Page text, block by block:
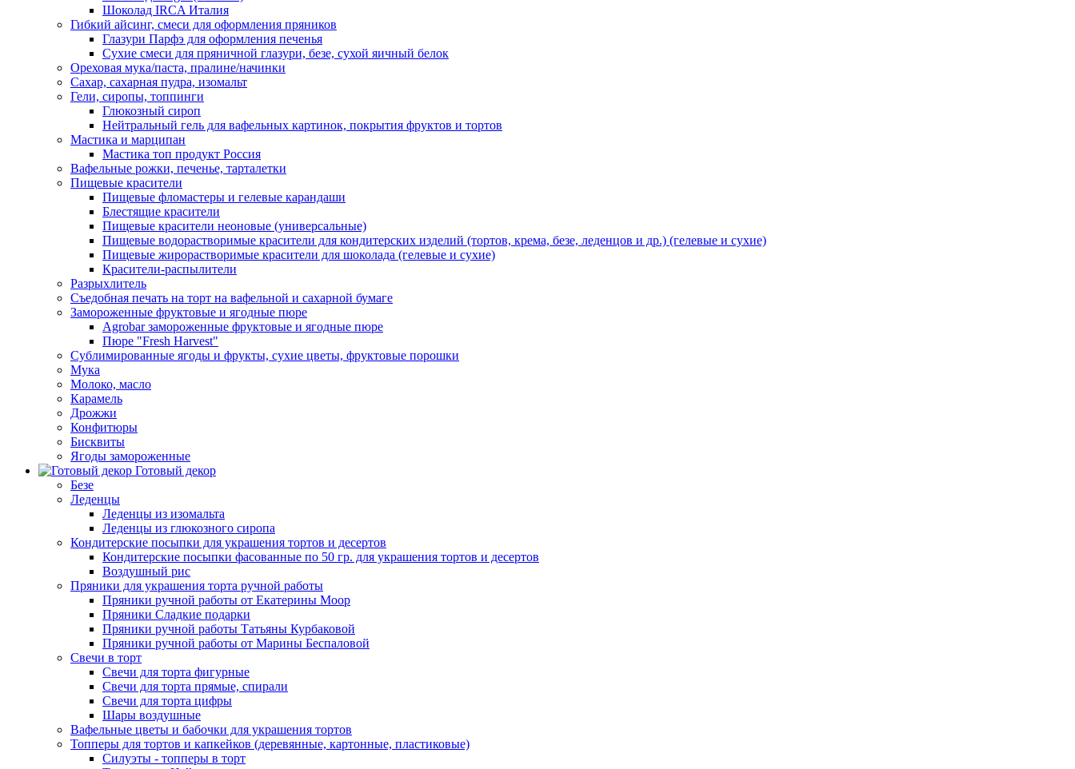
Шоколад IRCA Италия
Гибкий айсинг, смеси для оформления пряников
Глазури Парфэ для оформления печенья
Сухие смеси для пряничной глазури, безе, сухой яичный белок
Ореховая мука/паста, пралине/начинки
Сахар, сахарная пудра, изомальт
Гели, сиропы, топпинги
Глюкозный сироп
Нейтральный гель для вафельных картинок, покрытия фруктов и тортов
Мастика и марципан
Мастика топ продукт Россия
Вафельные рожки, печенье, тарталетки
Пищевые красители
Пищевые фломастеры и гелевые карандаши
Блестящие красители
Пищевые красители неоновые (универсальные)
Пищевые водорастворимые красители для кондитерских изделий (тортов, крема, безе, леденцов и др.) (гелевые и сухие)
Пищевые жирорастворимые красители для шоколада (гелевые и сухие)
Красители-распылители
Разрыхлитель
Съедобная печать на торт на вафельной и сахарной бумаге
Замороженные фруктовые и ягодные пюре
Agrobar замороженные фруктовые и ягодные пюре
Пюре "Fresh Harvest"
Сублимированные ягоды и фрукты, сухие цветы, фруктовые порошки
Мука
Молоко, масло
Карамель
Дрожжи
Конфитюры
Бисквиты
Ягоды замороженные
Готовый декор
Безе
Леденцы
Леденцы из изомальта
Леденцы из глюкозного сиропа
Кондитерские посыпки для украшения тортов и десертов
Кондитерские посыпки фасованные по 50 гр. для украшения тортов и десертов
Воздушный рис
Пряники для украшения торта ручной работы
Пряники ручной работы от Екатерины Моор
Пряники Сладкие подарки
Пряники ручной работы Татьяны Курбаковой
Пряники ручной работы от Марины Беспаловой
Свечи в торт
Свечи для торта фигурные
Свечи для торта прямые, спирали
Свечи для торта цифры
Шары воздушные
Вафельные цветы и бабочки для украшения тортов
Топперы для тортов и капкейков (деревянные, картонные, пластиковые)
Силуэты - топперы в торт